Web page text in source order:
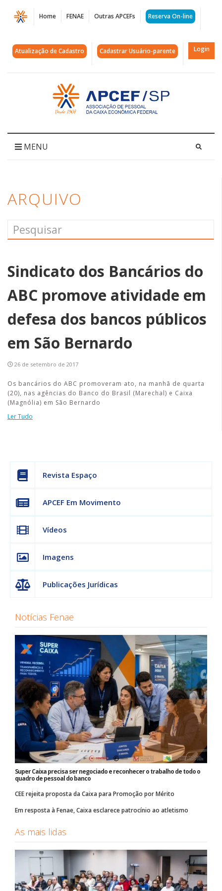
Página
Arquivos
São
APCEF/SP
Home FENAE Outras APCEFs Reserva On-line
Atualização de Cadastro Cadastrar Usuário-parente Login
Acessar
página
inicial
MENU
ARQUIVO
Sindicato dos Bancários do
ABC promove atividade em
defesa dos bancos públicos
em São Bernardo
26 de setembro de 2017
Os bancários do ABC promoveram ato, na manhã de quarta
(20), nas agências do Banco do Brasil (Marechal) e Caixa
(Magnólia) em São Bernardo
Ler Tudo
Revista Espaço
APCEF Em Movimento
Vídeos
Imagens
Publicações Jurídicas
Notícias Fenae
Super Caixa precisa ser negociado e reconhecer o trabalho de todo o
quadro de pessoal do banco
CEE rejeita proposta da Caixa para Promoção por Mérito
Em resposta à Fenae, Caixa esclarece patrocínio ao atletismo
As mais lidas